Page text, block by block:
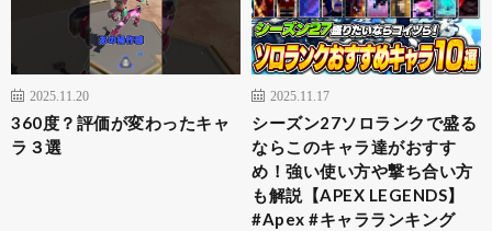
2025.11.20
360度？評価が変わったキャ
ラ３選
2025.11.17
シーズン27ソロランクで盛る
ならこのキャラ達がおすす
め！強い使い方や撃ち合い方
も解説【APEX LEGENDS】
#Apex #キャラランキング